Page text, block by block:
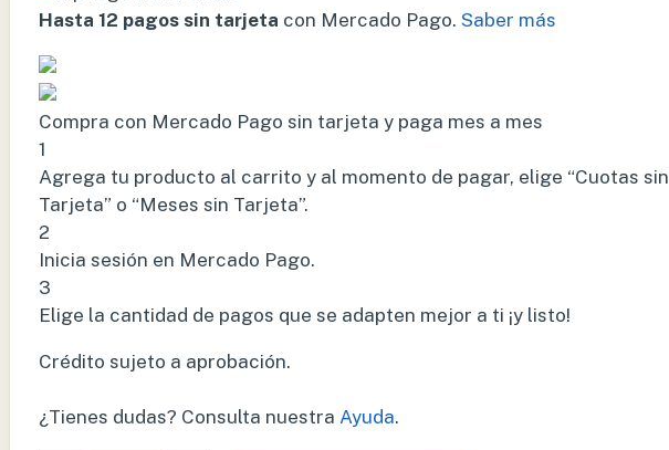
Hasta 12 pagos sin tarjeta con Mercado Pago. Saber más
Compra con Mercado Pago sin tarjeta y paga mes a mes
1
Agrega tu producto al carrito y al momento de pagar, elige “Cuotas sin
Tarjeta” o “Meses sin Tarjeta”.
2
Inicia sesión en Mercado Pago.
3
Elige la cantidad de pagos que se adapten mejor a ti ¡y listo!
Crédito sujeto a aprobación.
¿Tienes dudas? Consulta nuestra Ayuda.